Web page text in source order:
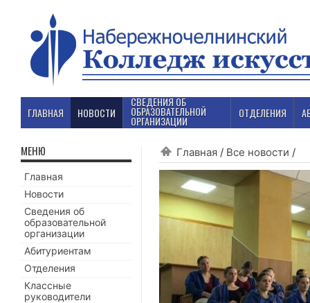
ГЛАВНАЯ НОВОСТИ
СВЕДЕНИЯ ОБ
ОБРАЗОВАТЕЛЬНОЙ
ОРГАНИЗАЦИИ
ОТДЕЛЕНИЯ
Главная / Все новости /
МЕНЮ
Главная
Новости
Сведения об
образовательной
организации
Абитуриентам
Отделения
Классные
руководители